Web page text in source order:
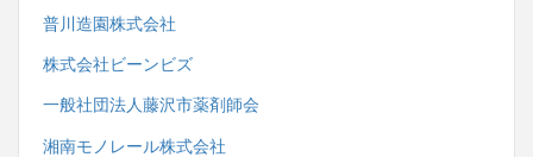
普川造園株式会社
株式会社ビーンビズ
一般社団法人藤沢市薬剤師会
湘南モノレール株式会社